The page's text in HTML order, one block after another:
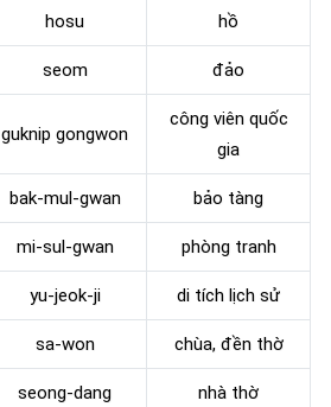
hosu hồ
seom đảo
guknip gongwon
công viên quốc
gia
bak-mul-gwan bảo tàng
mi-sul-gwan phòng tranh
yu-jeok-ji di tích lịch sử
sa-won chùa, đền thờ
seong-dang nhà thờ